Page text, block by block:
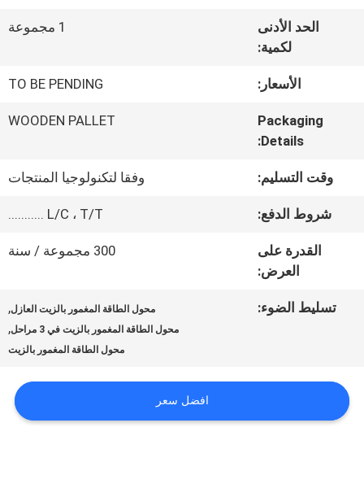
المعمل
مراقبة
الجودة
اتصل
أخبار
الحد الأدنى
لكمية:
1 مجموعة
الأسعار: TO BE PENDING
Packaging
Details:
WOODEN PALLET
وقت التسليم: وفقا لتكنولوجيا المنتجات
شروط الدفع: L/C ، T/T ...........
القدرة على
العرض:
300 مجموعة / سنة
تسليط الضوء: محول الطاقة المغمور بالزيت العازل,
محول الطاقة المغمور بالزيت في 3 مراحل ,
محول الطاقة المغمور بالزيت
افضل سعر